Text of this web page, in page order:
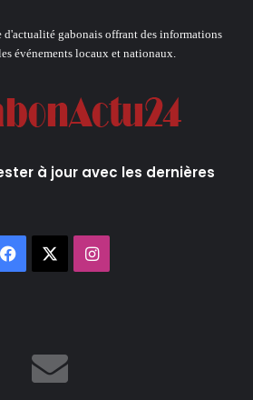
d'actualité gabonais offrant des informations
événements locaux et nationaux.
à jour avec les dernières
Facebook Instagram